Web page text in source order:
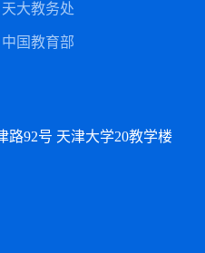
天大教务处
中国教育部
路92号 天津大学20教学楼